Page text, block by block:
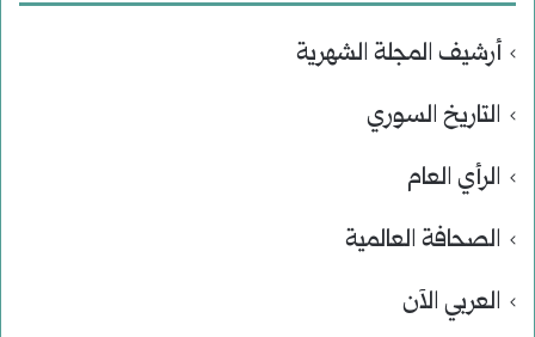
أرشيف المجلة الشهرية
التاريخ السوري
الرأي العام
الصحافة العالمية
العربي الآن